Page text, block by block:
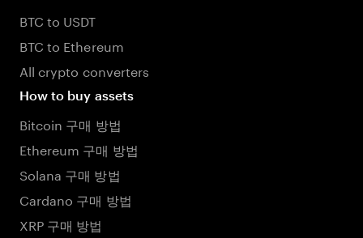
BTC to USDT
BTC to Ethereum
All crypto converters
How to buy assets
Bitcoin 구매 방법
Ethereum 구매 방법
Solana 구매 방법
Cardano 구매 방법
XRP 구매 방법